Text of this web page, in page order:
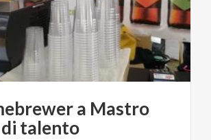
a Mastro
di talento